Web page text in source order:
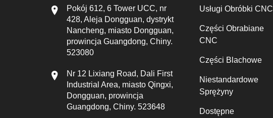
Pokój 612, 6 Tower UCC, nr
428, Aleja Dongguan, dystrykt
Nancheng, miasto Dongguan,
prowincja Guangdong, Chiny.
523080
Nr 12 Lixiang Road, Dali First
Industrial Area, miasto Qingxi,
Dongguan, prowincja
Guangdong, Chiny. 523648
Usługi Obróbki CNC
Części Obrabiane
CNC
Części Blachowe
Niestandardowe
Sprężyny
Dostępne